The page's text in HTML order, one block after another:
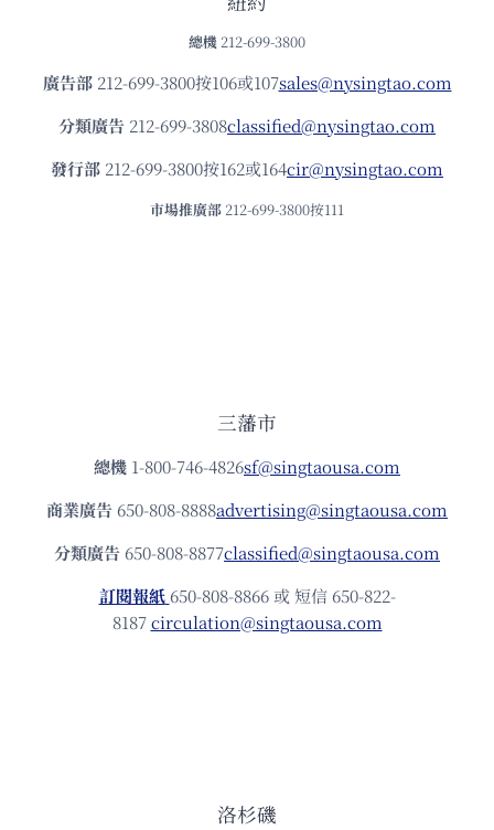
總機 212-699-3800
廣告部212-699-3800按106或107sales@nysingtao.com
分類廣告 212-699-3808classified@nysingtao.com
發⾏部 212-699-3800按162或164cir@nysingtao.com
市場推廣部 212-699-3800按111
三藩市
總機 1-800-746-4826sf@singtaousa.com
商業廣告 650-808-8888advertising@singtaousa.com
分類廣告 650-808-8877classified@singtaousa.com
訂閱報紙 650-808-8866 或 短信 650-822-
8187circulation@singtaousa.com
洛杉磯